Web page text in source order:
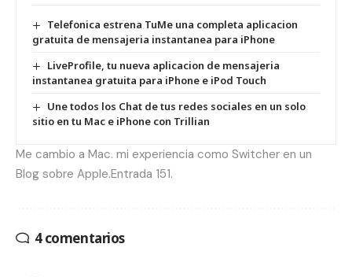
Telefonica estrena TuMe una completa aplicacion
gratuita de mensajeria instantanea para iPhone
LiveProfile, tu nueva aplicacion de mensajeria
instantanea gratuita para iPhone e iPod Touch
Une todos los Chat de tus redes sociales en un solo
sitio en tu Mac e iPhone con Trillian
Me cambio a Mac. mi experiencia como Switcher en un
Blog sobre Apple.Entrada 151.
4 comentarios